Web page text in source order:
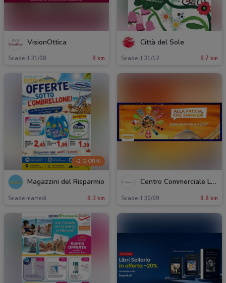
VisionOttica
Scade il 31/08 8 km
Città del Sole
Scade il 31/12 8.7 km
-2 GIORNI
Magazzini del Risparmio
Scade martedì 9.3 km
Centro Commerciale La Birreria
Scade il 30/09 9.8 km